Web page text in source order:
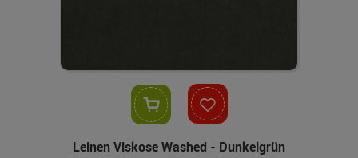
Leinen Viskose Washed - Dunkelgrün